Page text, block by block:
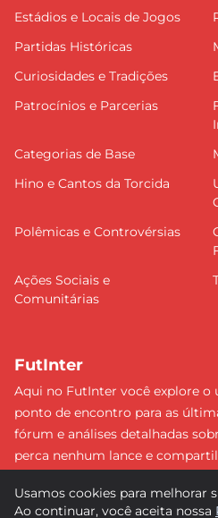
Estádios e Locais de Jogos
Partidas Históricas
Curiosidades e Tradições
Patrocínios e Parcerias
Categorias de Base
Hino e Cantos da Torcida
Polêmicas e Controvérsias
Ações Sociais e
Comunitárias
FutInter
Aqui no FutInter você explore o
ponto de encontro para as
fórum e análises detalhadas
perca nenhum lance e
parte dessa jornada
Usamos cookies para melhorar
Ao continuar, você aceita nossa